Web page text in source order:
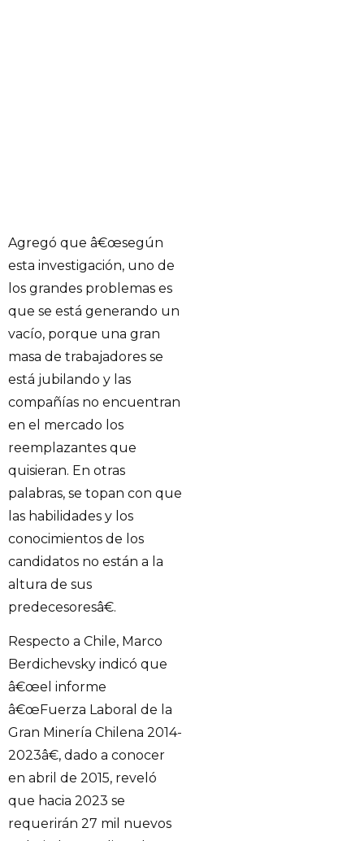
Agregó que â€œsegún
esta investigación, uno de
los grandes problemas es
que se está generando un
vacío, porque una gran
masa de trabajadores se
está jubilando y las
compañías no encuentran
en el mercado los
reemplazantes que
quisieran. En otras
palabras, se topan con que
las habilidades y los
conocimientos de los
candidatos no están a la
altura de sus
predecesoresâ€.
Respecto a Chile, Marco
Berdichevsky indicó que
â€œel informe
â€œFuerza Laboral de la
Gran Minería Chilena 2014-
2023â€, dado a conocer
en abril de 2015, reveló
que hacia 2023 se
requerirán 27 mil nuevos